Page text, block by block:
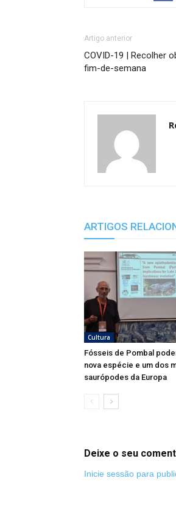
Artigo anterior
COVID-19 | Recolher
fim-de-semana
ARTIGOS
Cultura
Fósseis de Pombal
nova espécie e um dos
saurópodes da Europa
Deixe o seu
Inicie sessão para